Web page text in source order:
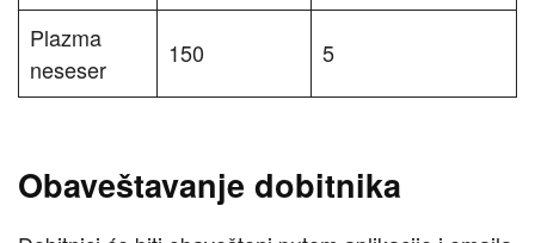
Plazma
neseser
150 5
Obaveštavanje dobitnika